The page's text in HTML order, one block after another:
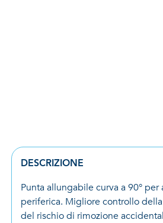
DESCRIZIONE
Punta allungabile curva a 90° per
periferica. Migliore controllo
del rischio di rimozione